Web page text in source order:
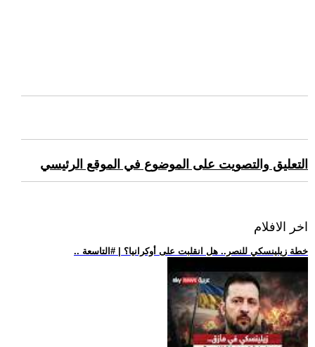
التعليق والتصويت على الموضوع في الموقع الرئيسي
اخر الافلام
.. خطة زيلينسكي للنصر.. هل انقلبت على أوكرانيا؟ | #التاسعة